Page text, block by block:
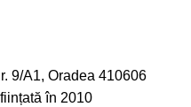
9/A1, Oradea 410606
în 2010